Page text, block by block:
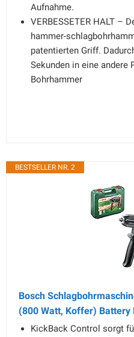
Aufnahme.
VERBESSETER HALT –
hammer-
patentierten Griff.
Sekunden in eine andere
Bohrhammer
BESTSELLER NR. 2
Bosch
(800 Watt, Koffer) Battery
KickBack Control sorgt